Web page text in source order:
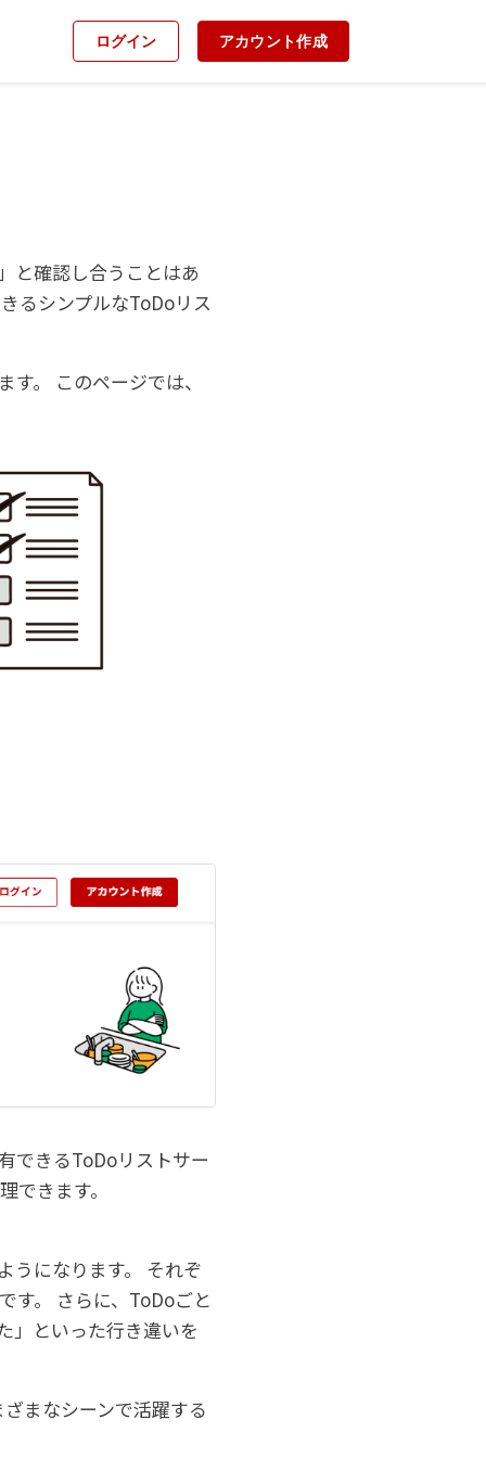
ログイン アカウント作成
と確認し合うことはあ
るシンプルなToDoリス
。 このページでは、
できるToDoリストサー
できます。
うになります。 それぞ
す。 さらに、ToDoごと
」といった行き違いを
まなシーンで活躍する